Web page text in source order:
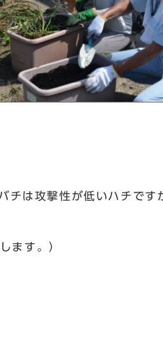
チは攻撃性が低いハチです
ます。）